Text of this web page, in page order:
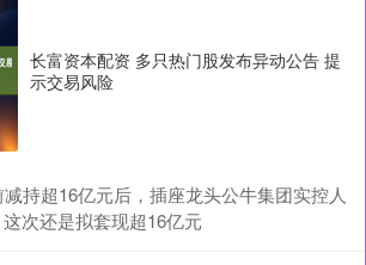
长富资本配资 多只热门股发布异动公告 提
示交易风险
持超16亿元后，插座龙头公牛集团实控人
次还是拟套现超16亿元